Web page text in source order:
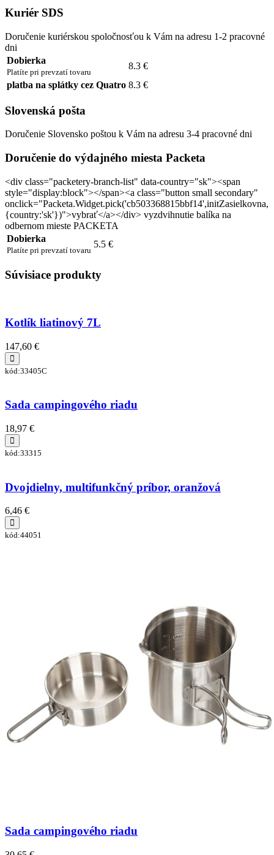
Kuriér SDS
Doručenie kuriérskou spoločnosťou k Vám na adresu 1-2 pracovné
dni
Dobierka
Platíte pri prevzatí tovaru
8.3 €
platba na splátky cez Quatro 8.3 €
Slovenská pošta
Doručenie Slovensko poštou k Vám na adresu 3-4 pracovné dni
Doručenie do výdajného miesta Packeta
<div class="packetery-branch-list" data-country="sk"><span
style="display:block"></span><a class="button small secondary"
onclick="Packeta.Widget.pick('cb503368815bbf14',initZasielkovna,
{country:'sk'})">vybrať</a></div> vyzdvihnutie balíka na
odbernom mieste PACKETA
Dobierka
Platíte pri prevzatí tovaru
5.5 €
Súvisiace produkty
Kotlík liatinový 7L
147,60 €
kód:33405C
Sada campingového riadu
18,97 €
kód:33315
Dvojdielny, multifunkčný príbor, oranžová
6,46 €
kód:44051
Sada campingového riadu